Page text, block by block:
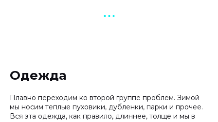
▪︎ ▪︎ ▪︎
Одежда
Плавно переходим ко второй группе проблем. Зимой
мы носим теплые пуховики, дубленки, парки и прочее.
Вся эта одежда, как правило, длиннее, толще и мы в